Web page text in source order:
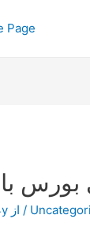
Page
بورس
/ از